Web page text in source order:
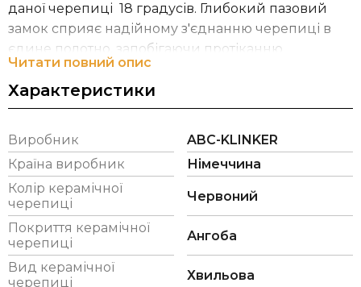
даної черепиці 18 градусів. Глибокий пазовий
замок сприяє надійному з'єднанню черепиці в
єдине полотно, запобігаючи протіканню.
Компанія ABC-Klinker володіє шістьма заводами,
на яких виготовляють: клінкерну фасадну та
клінкерну бруківку, керамічну черепицю. На
сьогоднішній день група компаній ABC –
Klinkergruppe перебуває в управлінні п'ятого
покоління сім'ї Berentelg.
Читати повний опис
Характеристики
Виробник
ABC-KLINKER
Країна виробник
Німеччина
Колір керамічної
черепиці
Червоний
Покриття керамічної
черепиці
Ангоба
Вид керамічної
черепиці
Хвильова